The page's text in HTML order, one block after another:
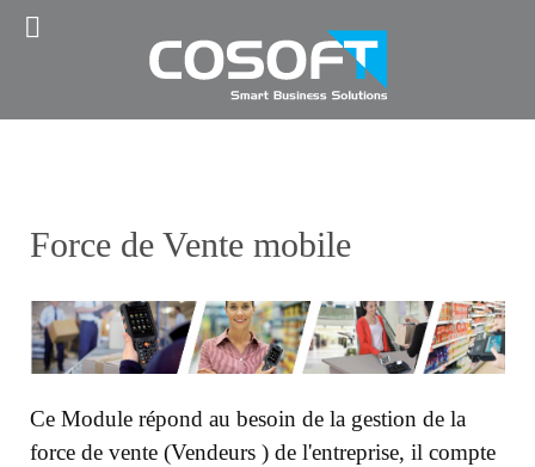
JJ Social Slider
Force de Vente mobile
Ce Module répond au besoin de la gestion de la
force de vente (Vendeurs ) de l'entreprise, il compte